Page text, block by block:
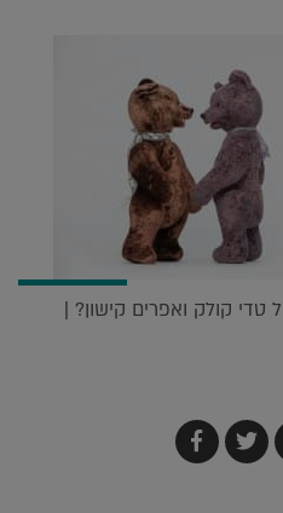
טדי קולק ואפרים קישון? |
צייץ
ב-
שתף
ב-